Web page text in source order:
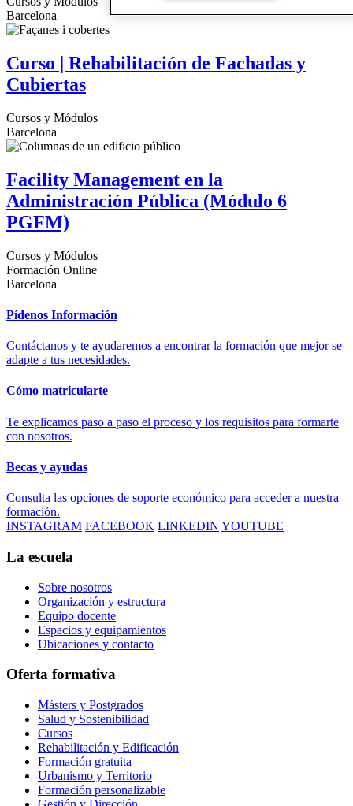
Barcelona
Curso | Rehabilitación de Fachadas y
Cubiertas
Cursos y Módulos
Barcelona
Facility Management en la
Administración Pública (Módulo 6
PGFM)
Cursos y Módulos
Formación Online
Barcelona
Pídenos Información
Contáctanos y te ayudaremos a encontrar la formación que mejor se
adapte a tus necesidades.
Cómo matricularte
Te explicamos paso a paso el proceso y los requisitos para formarte
con nosotros.
Becas y ayudas
Consulta las opciones de soporte económico para acceder a nuestra
formación.
INSTAGRAM FACEBOOK LINKEDIN YOUTUBE
La escuela
Sobre nosotros
Organización y estructura
Equipo docente
Espacios y equipamientos
Ubicaciones y contacto
Oferta formativa
Másters y Postgrados
Salud y Sostenibilidad
Cursos
Rehabilitación y Edificación
Formación gratuita
Urbanismo y Territorio
Formación personalizable